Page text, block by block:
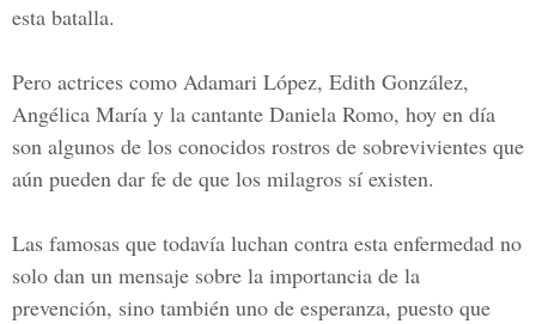
esta batalla.
Pero actrices como Adamari López, Edith González,
Angélica María y la cantante Daniela Romo, hoy en día
son algunos de los conocidos rostros de sobrevivientes que
aún pueden dar fe de que los milagros sí existen.
Las famosas que todavía luchan contra esta enfermedad no
solo dan un mensaje sobre la importancia de la
prevención, sino también uno de esperanza, puesto que